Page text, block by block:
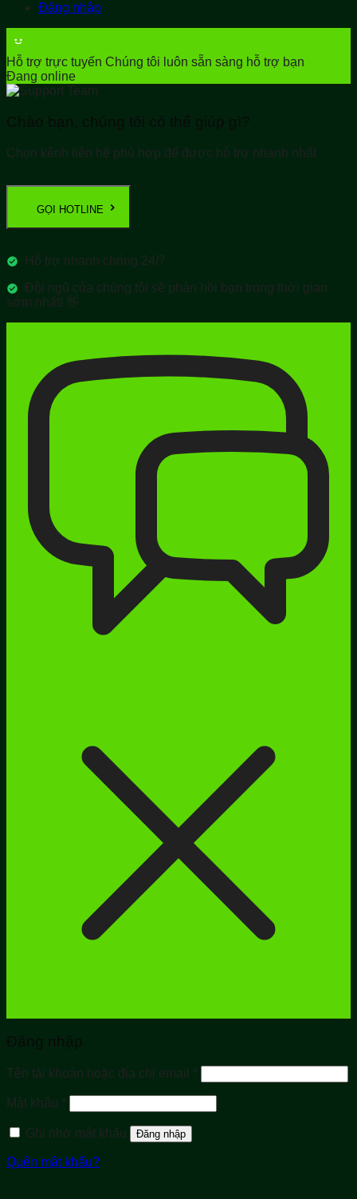
Đăng nhập
Hỗ trợ trực tuyến Chúng tôi luôn sẵn sàng hỗ trợ bạn
Đang online
Chào bạn, chúng tôi có thể giúp gì?
Chọn kênh liên hệ phù hợp để được hỗ trợ nhanh nhất
GỌI HOTLINE
Hỗ trợ nhanh chóng 24/7
Đội ngũ của chúng tôi sẽ phản hồi bạn trong thời gian
sớm nhất! 👋
Đăng nhập
Tên tài khoản hoặc địa chỉ email *
buộc
Mật khẩu *
buộc
Ghi nhớ mật khẩu
Đăng nhập
Quên mật khẩu?